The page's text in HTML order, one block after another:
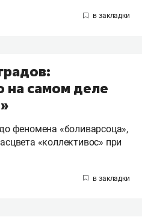
на самом деле
феномена «боливарсоца»,
«коллективос» при